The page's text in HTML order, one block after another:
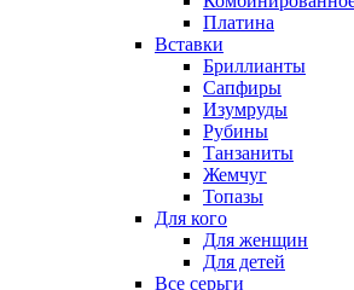
Платина
Вставки
Бриллианты
Сапфиры
Изумруды
Рубины
Танзаниты
Жемчуг
Топазы
Для кого
Для женщин
Для детей
Все серьги